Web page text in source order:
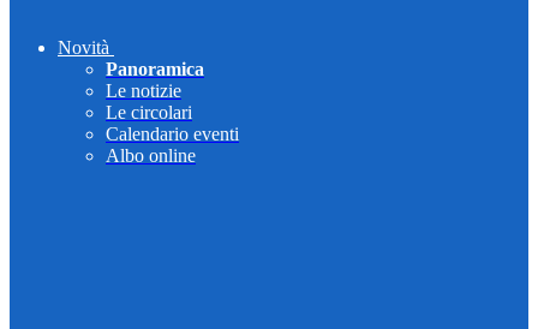
Novità
Panoramica
Le notizie
Le circolari
Calendario eventi
Albo online